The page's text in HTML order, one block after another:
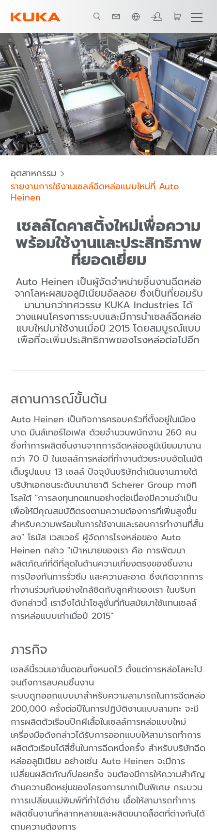
พันธมิตรระบบทั้งหมด
ภาษาไทย / Thai
อุตสาหกรรม
รายงานการใช้งานเซลล์ฉีดหล่อแบบใหม่ที่ Auto
Heinen
เซลล์ไดคาสติ้งใหม่เพื่อความ
พร้อมใช้งานและประสิทธิภาพ
ที่ยอดเยี่ยม
Auto Heinen เป็นผู้จัดจำหน่ายชิ้นงานฉีดหล่อ
จากโลหะผสมอลูมิเนียมอัลลอย ซึ่งเป็นที่ยอมรับ
มานานกว่าทศวรรษ KUKA Industries ได้
วางแผนโครงการระบบและมีการนำเซลล์ฉีดหล่อ
แบบใหม่มาใช้งานเมื่อปี 2015 โดยสมบูรณ์แบบ
เพือที่จะเพิ่มประสิทธิภาพของโรงหล่อต่อไปอีก
สถานการณ์ขั้นต้น
Auto Heinen เป็นกิจการครอบครัวที่ตั้งอยู่ในเมือง
บาด มึนส์เทอร์ไอเฟล ด้วยจำนวนพนักงาน 260 คน
ซึ่งทำการผลิตชิ้นงานจากการฉีดหล่ออลูมิเนียมมานาน
กว่า 70 ปี ในเซลล์การหล่อที่ทำงานด้วยระบบอัตโนมัติ
เต็มรูปแบบ 13 เซลล์ ปัจจุบันบริษัทดำเนินงานภายใต้
บริษัทเอกชนระดับนานาชาติ Scherer Group ทางทิ
โรลใต้ "การลงทุนทดแทนอย่างต่อเนื่องมีความจำเป็น
เพื่อให้มีคุณสมบัติตรงตามความต้องการที่เพิ่มสูงขึ้น
สำหรับความพร้อมในการใช้งานและรอบการทำงานที่สั้น
ลง" โธมัส เวสเวอร์ ผู้จัดการโรงหล่อของ Auto
Heinen กล่าว "เป้าหมายของเรา คือ การพัฒนา
ผลิตภัณฑ์ที่ดีที่สุดในด้านความเที่ยงตรงของชิ้นงาน
การป้องกันการรั่วซึม และความสะอาด ซึ่งเกิดจากการ
ทำงานร่วมกันอย่างใกล้ชิดกับลูกค้าของเรา ในบริบท
ดังกล่าวนี้ เราจึงได้นำโซลูชั่นที่ทันสมัยมาใช้แทนเซลล์
การหล่อแบบเก่าเมื่อปี 2015"
ภารกิจ
เซลล์นี้รวมเอาขั้นตอนทั้งหมดไว้ ตั้งแต่การหล่อโลหะไป
จนถึงการลบคมชิ้นงาน
ระบบถูกออกแบบมาสำหรับความสามารถในการฉีดหล่อ
200,000 ครั้งต่อปีในการปฏิบัติงานแบบสามกะ จะมี
การผลิตตัวเรือนปีกผีเสื้อในเซลล์การหล่อแบบใหม่
เครื่องมือดังกล่าวได้รับการออกแบบให้สามารถทำการ
ผลิตตัวเรือนได้สี่ชิ้นในการฉีดหนึ่งครั้ง สำหรับบริษัทฉีด
หล่ออลูมิเนียม อย่างเช่น Auto Heinen จะมีการ
เปลี่ยนผลิตภัณฑ์บ่อยครั้ง จนต้องมีการให้ความสำคัญ
ด้านความยืดหยุ่นของโครงการมากเป็นพิเศษ กระบวน
กาารเปลี่ยนแม่พิมพ์ที่ทำได้ง่าย เอื้อให้สามารถทำการ
ผลิตชิ้นงานที่หลากหลายและผลิตขนาดล็อตที่ต่างกันได้
ตามความต้องการ